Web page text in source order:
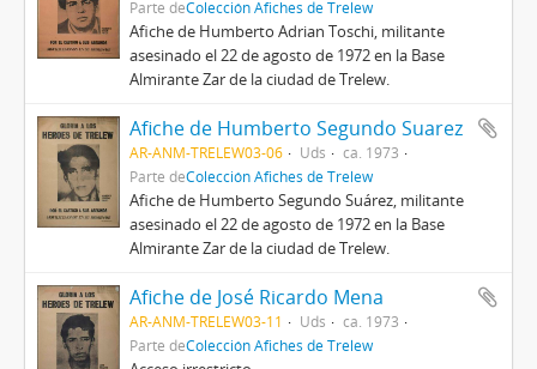
Parte deColección Afiches de Trelew
Afiche de Humberto Adrian Toschi, militante
asesinado el 22 de agosto de 1972 en la Base
Almirante Zar de la ciudad de Trelew.
Afiche de Humberto Segundo Suarez
AR-ANM-TRELEW03-06 Uds
ca. 1973
Parte deColección Afiches de Trelew
Afiche de Humberto Segundo Suárez, militante
asesinado el 22 de agosto de 1972 en la Base
Almirante Zar de la ciudad de Trelew.
Afiche de José Ricardo Mena
AR-ANM-TRELEW03-11 Uds
ca. 1973
Parte deColección Afiches de Trelew